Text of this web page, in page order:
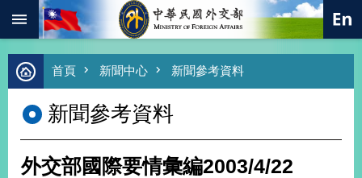
跳到主要內容區塊
進
階
尋
熱
首頁 新聞中心 新聞參考資料
新聞參考資料
外交部國際要情彙編2003/4/22